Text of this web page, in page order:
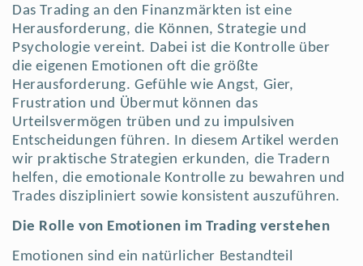
Das Trading an den Finanzmärkten ist eine
Herausforderung, die Können, Strategie und
Psychologie vereint. Dabei ist die Kontrolle über
die eigenen Emotionen oft die größte
Herausforderung. Gefühle wie Angst, Gier,
Frustration und Übermut können das
Urteilsvermögen trüben und zu impulsiven
Entscheidungen führen. In diesem Artikel werden
wir praktische Strategien erkunden, die Tradern
helfen, die emotionale Kontrolle zu bewahren und
Trades diszipliniert sowie konsistent auszuführen.
Die Rolle von Emotionen im Trading verstehen
Emotionen sind ein natürlicher Bestandteil